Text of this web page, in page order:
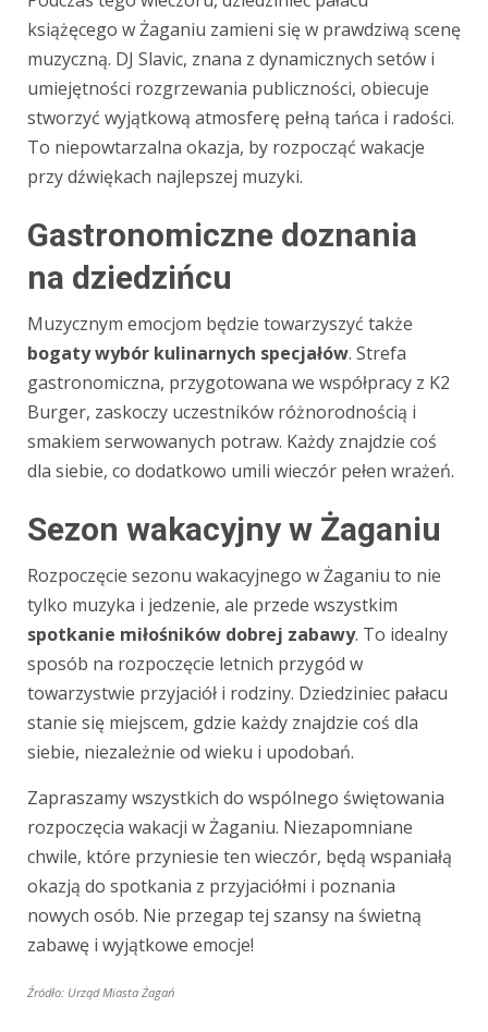
książęcego w Żaganiu zamieni się w prawdziwą scenę
muzyczną. DJ Slavic, znana z dynamicznych setów i
umiejętności rozgrzewania publiczności, obiecuje
stworzyć wyjątkową atmosferę pełną tańca i radości.
To niepowtarzalna okazja, by rozpocząć wakacje
przy dźwiękach najlepszej muzyki.
Gastronomiczne doznania
na dziedzińcu
Muzycznym emocjom będzie towarzyszyć także
bogaty wybór kulinarnych specjałów. Strefa
gastronomiczna, przygotowana we współpracy z K2
Burger, zaskoczy uczestników różnorodnością i
smakiem serwowanych potraw. Każdy znajdzie coś
dla siebie, co dodatkowo umili wieczór pełen wrażeń.
Sezon wakacyjny w Żaganiu
Rozpoczęcie sezonu wakacyjnego w Żaganiu to nie
tylko muzyka i jedzenie, ale przede wszystkim
spotkanie miłośników dobrej zabawy. To idealny
sposób na rozpoczęcie letnich przygód w
towarzystwie przyjaciół i rodziny. Dziedziniec pałacu
stanie się miejscem, gdzie każdy znajdzie coś dla
siebie, niezależnie od wieku i upodobań.
Zapraszamy wszystkich do wspólnego świętowania
rozpoczęcia wakacji w Żaganiu. Niezapomniane
chwile, które przyniesie ten wieczór, będą wspaniałą
okazją do spotkania z przyjaciółmi i poznania
nowych osób. Nie przegap tej szansy na świetną
zabawę i wyjątkowe emocje!
Źródło: Urząd Miasta Żagań